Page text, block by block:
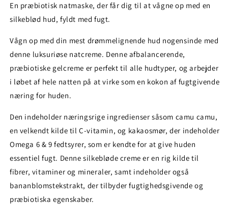
En præbiotisk natmaske, der får dig til at vågne op med en
silkeblød hud, fyldt med fugt.
Vågn op med din mest drømmelignende hud nogensinde med
denne luksuriøse natcreme. Denne afbalancerende,
præbiotiske gelcreme er perfekt til alle hudtyper, og arbejder
i løbet af hele natten på at virke som en kokon af fugtgivende
næring for huden.
Den indeholder næringsrige ingredienser såsom camu camu,
en velkendt kilde til C-vitamin, og kakaosmør, der indeholder
Omega 6 & 9 fedtsyrer, som er kendte for at give huden
essentiel fugt. Denne silkebløde creme er en rig kilde til
fibrer, vitaminer og mineraler, samt indeholder også
bananblomstekstrakt, der tilbyder fugtighedsgivende og
præbiotiska egenskaber.